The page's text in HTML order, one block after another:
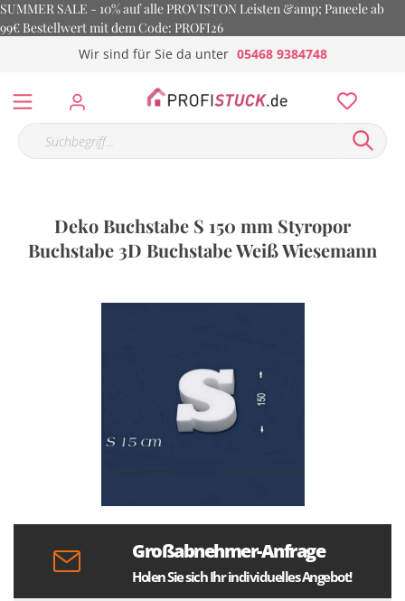
SUMMER SALE - 10% auf alle PROVISTON Leisten &amp; Paneele ab
99€ Bestellwert mit dem Code: PROFI26
Wir sind für Sie da unter 05468 9384748
Deko Buchstabe S 150 mm Styropor
Buchstabe 3D Buchstabe Weiß Wiesemann
Großabnehmer-Anfrage
Holen Sie sich Ihr individuelles Angebot!